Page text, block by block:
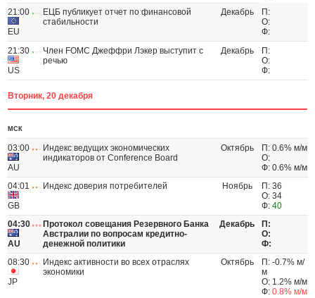
21:00
EU
ЕЦБ публикует отчет по финансовой
стабильности
Декабрь
П:
О:
Ф:
21:30
US
Член FOMC Джеффри Лэкер выступит с
речью
Декабрь
П:
О:
Ф:
Вторник, 20 декабря
МСК
03:00
AU
Индекс ведущих экономических
индикаторов от Conference Board
Октябрь
П: 0.6% м/м
О:
Ф: 0.6% м/м
04:01
GB
Индекс доверия потребителей Ноябрь
П: 36
О: 34
Ф: 40
04:30
AU
Протокол совещания Резервного Банка
Австралии по вопросам кредитно-
денежной политики
Декабрь
П:
О:
Ф:
08:30
JP
Индекс активности во всех отраслях
экономики
Октябрь
П: -0.7% м/
м
О: 1.2% м/м
Ф: 0.8% м/м